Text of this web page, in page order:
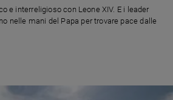
e interreligioso con Leone XIV. E i leader
nelle mani del Papa per trovare pace dalle